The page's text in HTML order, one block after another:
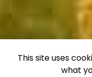
This site uses
what